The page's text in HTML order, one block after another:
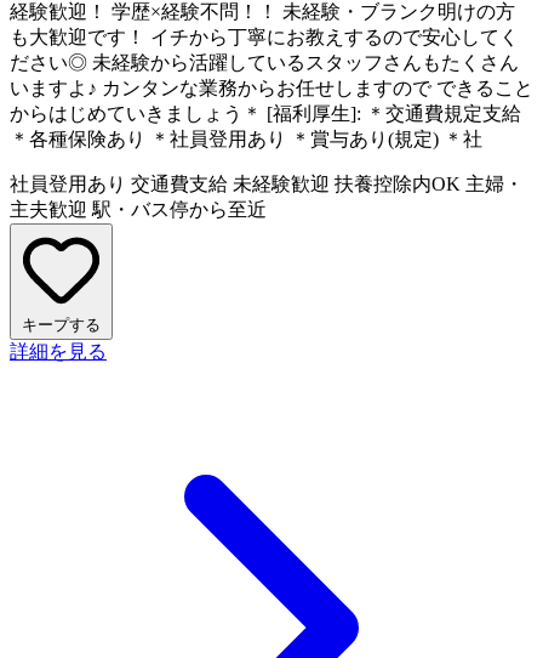
経験歓迎！ 学歴×経験不問！！ 未経験・ブランク明けの方
も大歓迎です！ イチから丁寧にお教えするので安心してく
ださい◎ 未経験から活躍しているスタッフさんもたくさん
いますよ♪ カンタンな業務からお任せしますので できること
からはじめていきましょう＊ [福利厚生]: ＊交通費規定支給
＊各種保険あり ＊社員登用あり ＊賞与あり(規定) ＊社
社員登用あり 交通費支給 未経験歓迎 扶養控除内OK 主婦・
主夫歓迎 駅・バス停から至近
キープする
詳細を見る